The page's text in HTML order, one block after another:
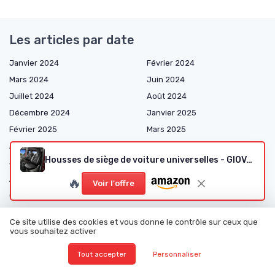
Housses de siège de voiture universelles - GIOVANNI BUTTI
🔥 Voir l'offre
Les articles par date
Janvier 2024
Février 2024
Mars 2024
Juin 2024
Juillet 2024
Août 2024
Décembre 2024
Janvier 2025
Février 2025
Mars 2025
Avril 2025
Juin 2025
Juillet 2025
Août 2025
Septembre 2025
Octobre 2025
Février 2026
Ce site utilise des cookies et vous donne le contrôle sur ceux que
vous souhaitez activer
Tout accepter Personnaliser